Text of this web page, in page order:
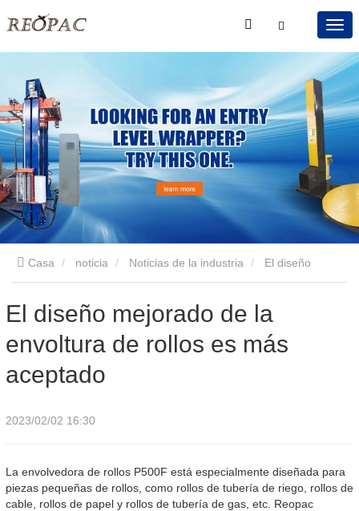
Casa noticia Noticias de la industria
El diseño mejorado de la
envoltura de rollos es más
aceptado
2023/02/02 16:30
La envolvedora de rollos P500F está especialmente diseñada para
piezas pequeñas de rollos, como rollos de tubería de riego, rollos de
cable, rollos de papel y rollos de tubería de gas, etc. Reopac